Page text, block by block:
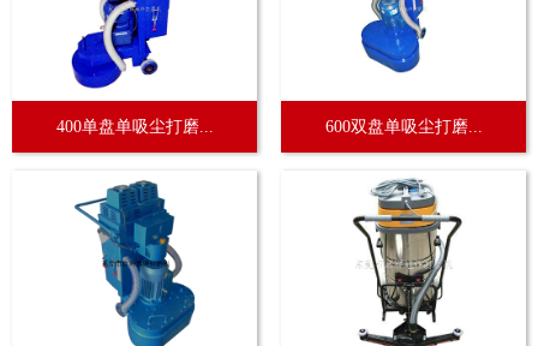
400单盘单吸尘打磨... 600双盘单吸尘打磨...